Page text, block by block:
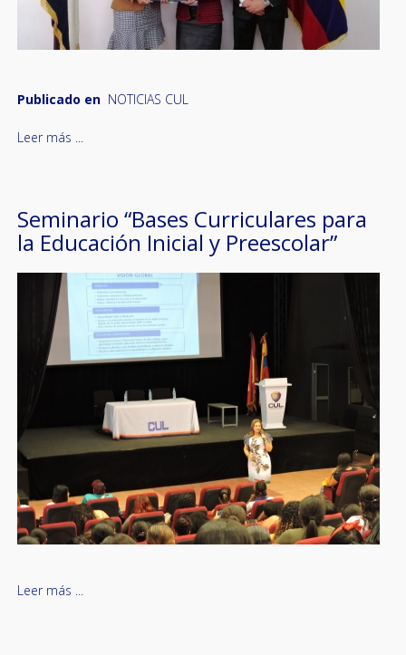
Publicado en NOTICIAS CUL
Leer más ...
Seminario “Bases Curriculares para
la Educación Inicial y Preescolar”
Leer más ...